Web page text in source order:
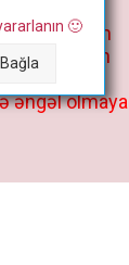
🙂
Bağla
proqram
edənlərin
böyük